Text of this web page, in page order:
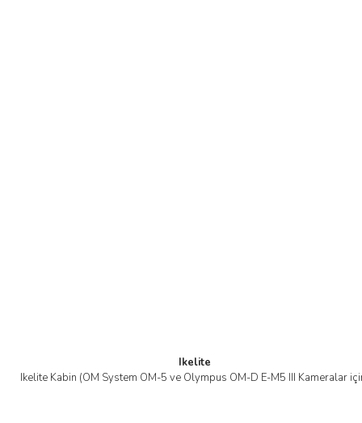
Ikelite
Ikelite Kabin (OM System OM-5 ve Olympus OM-D E-M5 III Kameralar